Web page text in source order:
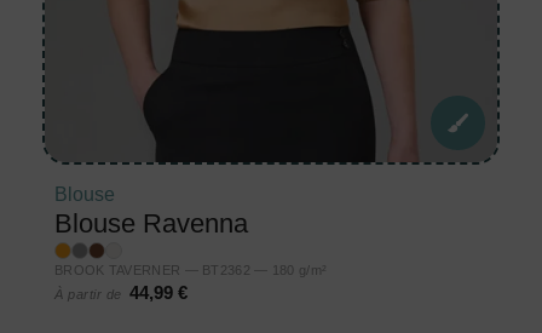
Blouse
Blouse Ravenna
BROOK TAVERNER — BT2362 — 180 g/m²
À partir de
44,99 €